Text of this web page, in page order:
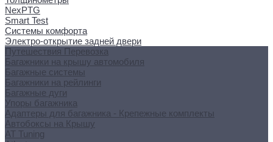
NexPTG
Smart Test
Системы комфорта
Электро-открытие задней двери
Путешествия Перевозка
Багажники на крышу автомобиля
Багажные системы
Багажники на рейлинги
Багажные дуги
Упоры багажника
Адаптеры для багажника - Крепежные комплекты
Автобоксы на Крышу
AT Tuning